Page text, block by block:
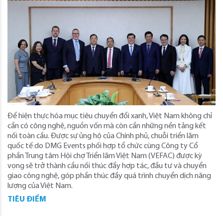
Để hiện thực hóa mục tiêu chuyển đổi xanh, Việt Nam không chỉ
cần có công nghệ, nguồn vốn mà còn cần những nền tảng kết
nối toàn cầu. Được sự ủng hộ của Chính phủ, chuỗi triển lãm
quốc tế do DMG Events phối hợp tổ chức cùng Công ty Cổ
phần Trung tâm Hội chợ Triển lãm Việt Nam (VEFAC) được kỳ
vọng sẽ trở thành cầu nối thúc đẩy hợp tác, đầu tư và chuyển
giao công nghệ, góp phần thúc đẩy quá trình chuyển dịch năng
lượng của Việt Nam.
TIÊU ĐIỂM